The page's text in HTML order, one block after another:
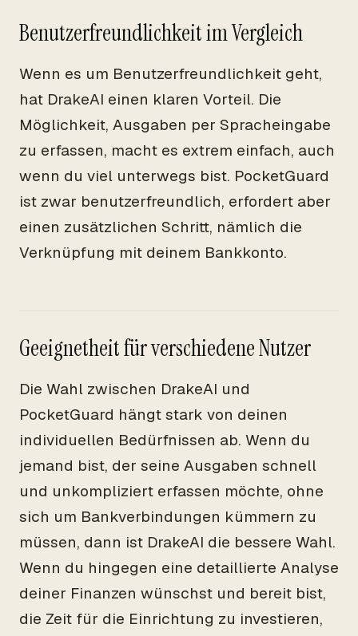
Benutzerfreundlichkeit im Vergleich
Wenn es um Benutzerfreundlichkeit geht,
hat DrakeAI einen klaren Vorteil. Die
Möglichkeit, Ausgaben per Spracheingabe
zu erfassen, macht es extrem einfach, auch
wenn du viel unterwegs bist. PocketGuard
ist zwar benutzerfreundlich, erfordert aber
einen zusätzlichen Schritt, nämlich die
Verknüpfung mit deinem Bankkonto.
Geeignetheit für verschiedene Nutzer
Die Wahl zwischen DrakeAI und
PocketGuard hängt stark von deinen
individuellen Bedürfnissen ab. Wenn du
jemand bist, der seine Ausgaben schnell
und unkompliziert erfassen möchte, ohne
sich um Bankverbindungen kümmern zu
müssen, dann ist DrakeAI die bessere Wahl.
Wenn du hingegen eine detaillierte Analyse
deiner Finanzen wünschst und bereit bist,
die Zeit für die Einrichtung zu investieren,